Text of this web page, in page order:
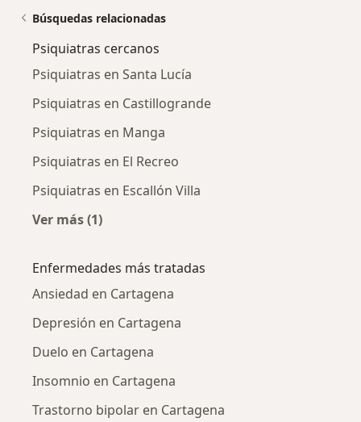
Búsquedas relacionadas
Psiquiatras cercanos
Psiquiatras en Santa Lucía
Psiquiatras en Castillogrande
Psiquiatras en Manga
Psiquiatras en El Recreo
Psiquiatras en Escallón Villa
Ver más (1)
Enfermedades más tratadas
Ansiedad en Cartagena
Depresión en Cartagena
Duelo en Cartagena
Insomnio en Cartagena
Trastorno bipolar en Cartagena